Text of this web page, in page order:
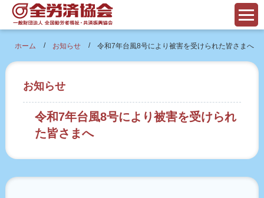
ホーム / お知らせ / 令和7年台風8号により被害を受けられた皆さまへ
お知らせ
令和7年台風8号により被害を受けられ
た皆さまへ